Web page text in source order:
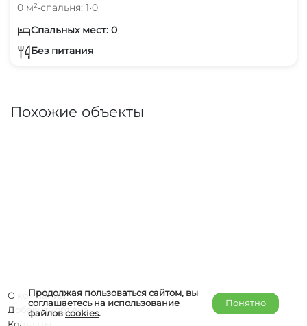
0 м²•спальня: 1•0
Спальных мест: 0
Без питания
Похожие объекты
Продолжая пользоваться сайтом, вы
соглашаетесь на использование
файловcookies.
Понятно
О компании
Добавить объект
Контакты